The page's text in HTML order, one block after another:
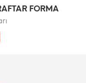
FORMA